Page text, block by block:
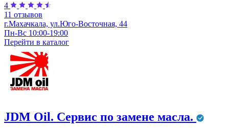
4
11 отзывов
г.Махачкала, ул.Юго-Восточная, 44
Пн-Вс 10:00-19:00
Перейти в каталог
JDM Оil. Сервис по замене масла.